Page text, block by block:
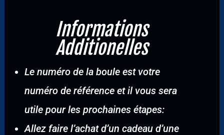
Informations
Additionelles
Le numéro de la boule est votre
numéro de référence et il vous sera
utile pour les prochaines étapes:
Allez faire l’achat d’un cadeau d’une